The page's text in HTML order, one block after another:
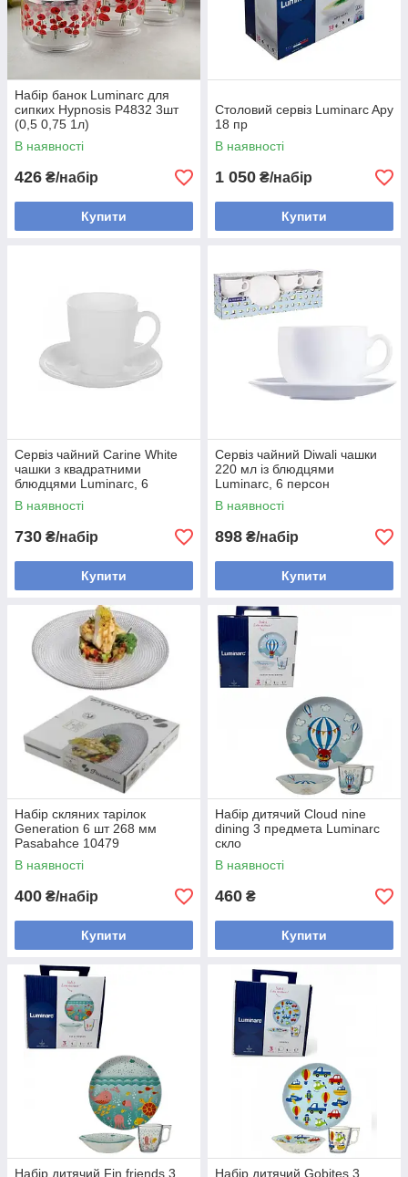
Набір банок Luminarc для
сипких Hypnosis P4832 3шт
(0,5 0,75 1л)
В наявності
426 ₴/набір
Купити
Столовий сервіз Luminarc Apy
18 пр
В наявності
1 050 ₴/набір
Купити
Сервіз чайний Carine White
чашки з квадратними
блюдцями Luminarc, 6
персон
В наявності
730 ₴/набір
Купити
Сервіз чайний Diwali чашки
220 мл із блюдцями
Luminarc, 6 персон
В наявності
898 ₴/набір
Купити
Набір скляних тарілок
Generation 6 шт 268 мм
Pasabahce 10479
В наявності
400 ₴/набір
Купити
Набір дитячий Cloud nine
dining 3 предмета Luminarc
скло
В наявності
460 ₴
Купити
Набір дитячий Fin friends 3 Набір дитячий Gobites 3